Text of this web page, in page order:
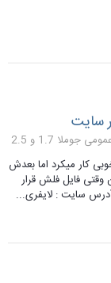
سایت
1.7 و 2.5
کار میکرد اما بعدش
وقتی فایل فلش قرار